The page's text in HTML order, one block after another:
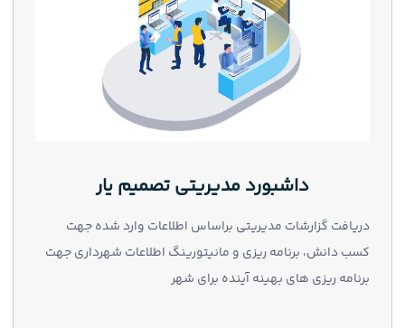
داشبورد مدیریتی تصمیم یار
دریافت گزارشات مدیریتی براساس اطلاعات وارد شده جهت
کسب دانش، برنامه ریزی و مانیتورینگ اطلاعات شهرداری جهت
برنامه ریزی های بهینه آینده برای شهر